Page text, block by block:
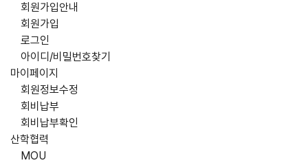
회원가입안내
회원가입
로그인
아이디/비밀번호찾기
마이페이지
회원정보수정
회비납부
회비납부확인
산학협력
MOU